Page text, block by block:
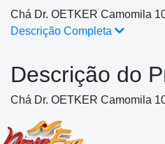
Chá Dr. OETKER Camomila
Descrição Completa
Descrição do
Chá Dr. OETKER Camomila